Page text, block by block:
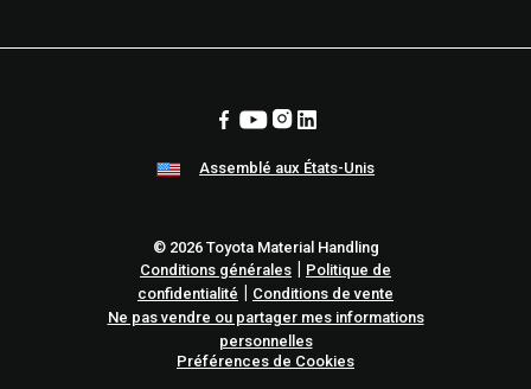
Assemblé aux États-Unis
© 2026 Toyota Material Handling
Conditions générales | Politique de
confidentialité | Conditions de vente
Ne pas vendre ou partager mes informations
personnelles
Préférences de Cookies